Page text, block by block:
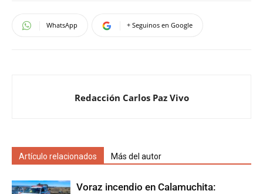
WhatsApp + Seguinos en Google
Redacción Carlos Paz Vivo
Artículo relacionados Más del autor
Voraz incendio en Calamuchita: